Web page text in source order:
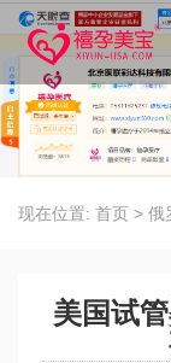
现在位置: 首页 > 俄
美国试